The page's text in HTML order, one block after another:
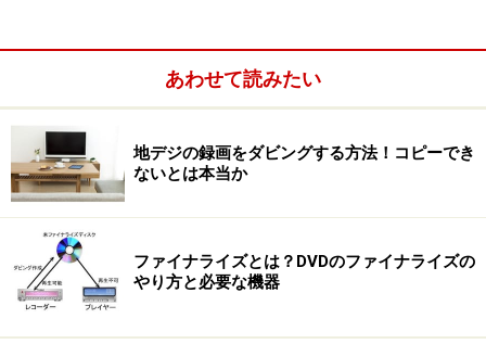
次ページではAVCREC変換モードとDVD収録可能時間な
どについて説明していきます。
※記事内容は執筆時点のものです。最新の内容をご確認くださ
い。
あわせて読みたい
地デジの録画をダビングする方法！コピーでき
ないとは本当か
ファイナライズとは？DVDのファイナライズの
やり方と必要な機器